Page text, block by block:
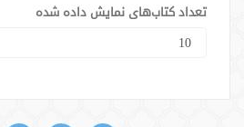
تعداد کتاب‌های نمایش داده شده